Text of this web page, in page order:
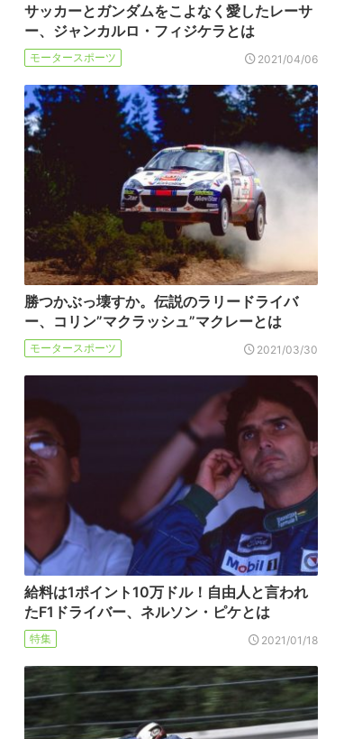
サッカーとガンダムをこよなく愛したレーサ
ー、ジャンカルロ・フィジケラとは
モータースポーツ 2021/04/06
勝つかぶっ壊すか。伝説のラリードライバ
ー、コリン”マクラッシュ”マクレーとは
モータースポーツ 2021/03/30
給料は1ポイント10万ドル！自由人と言われ
たF1ドライバー、ネルソン・ピケとは
特集 2021/01/18